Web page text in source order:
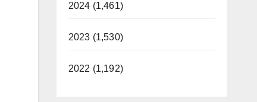
2024 (1,461)
2023 (1,530)
2022 (1,192)